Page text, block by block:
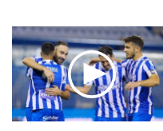
Οικονομία
Real Estate
Επιχειρήσεις
Αγορές
Money Review